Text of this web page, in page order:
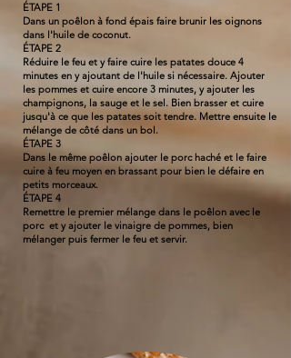
ÉTAPE 1
Dans un poêlon à fond épais faire brunir les oignons
dans l'huile de coconut.
ÉTAPE 2
Réduire le feu et y faire cuire les patates douce 4
minutes en y ajoutant de l'huile si nécessaire. Ajouter
les pommes et cuire encore 3 minutes, y ajouter les
champignons, la sauge et le sel. Bien brasser et cuire
jusqu'à ce que les patates soit tendre. Mettre ensuite le
mélange de côté dans un bol.
ÉTAPE 3
Dans le même poêlon ajouter le porc haché et le faire
cuire à feu moyen en brassant pour bien le défaire en
petits morceaux.
ÉTAPE 4
Remettre le premier mélange dans le poêlon avec le
porc et y ajouter le vinaigre de pommes, bien
mélanger puis fermer le feu et servir.